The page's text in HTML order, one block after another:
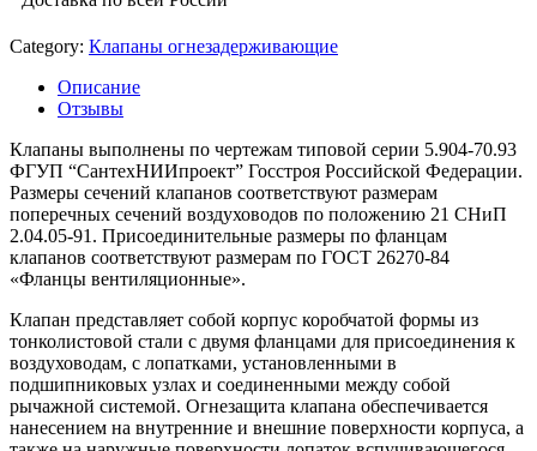
Category: Клапаны огнезадерживающие
Описание
Отзывы
Клапаны выполнены по чертежам типовой серии 5.904-70.93
ФГУП “СантехНИИпроект” Госстроя Российской Федерации.
Размеры сечений клапанов соответствуют размерам
поперечных сечений воздуховодов по положению 21 СНиП
2.04.05-91. Присоединительные размеры по фланцам
клапанов соответствуют размерам по ГОСТ 26270-84
«Фланцы вентиляционные».
Клапан представляет собой корпус коробчатой формы из
тонколистовой стали с двумя фланцами для присоединения к
воздуховодам, с лопатками, установленными в
подшипниковых узлах и соединенными между собой
рычажной системой. Огнезащита клапана обеспечивается
нанесением на внутренние и внешние поверхности корпуса, а